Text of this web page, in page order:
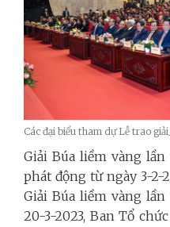
Các đại biểu tham dự Lễ trao
Giải Búa liềm vàng
phát động từ ngày 3-2-
Giải Búa liềm vàng
20-3-2023, Ban Tổ